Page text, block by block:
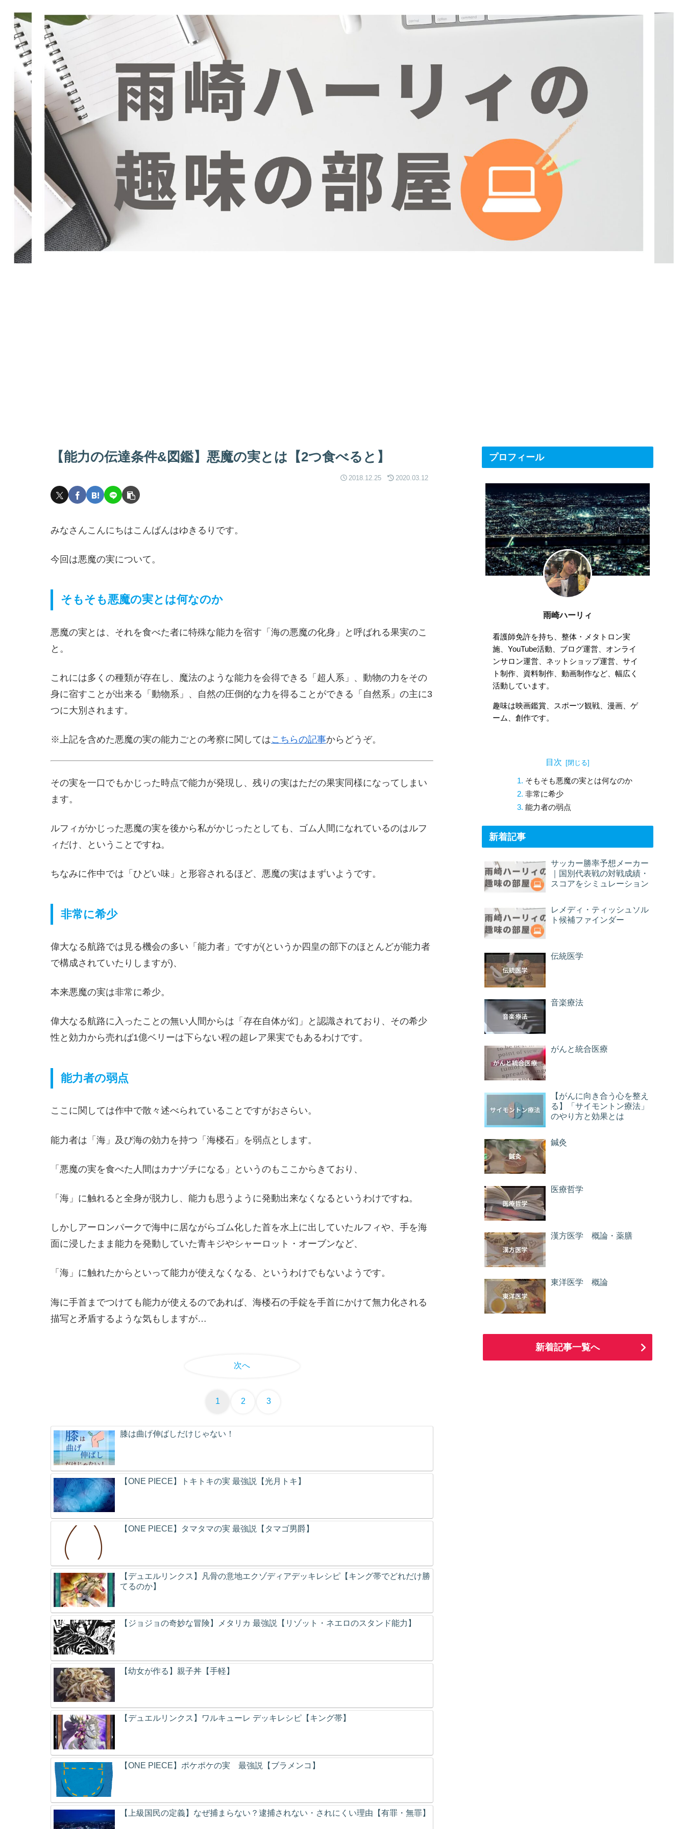
【能力の伝達条件&図鑑】悪魔の実とは【2つ食べると】
2018.12.25 2020.03.12
みなさんこんにちはこんばんはゆきるりです。
今回は悪魔の実について。
そもそも悪魔の実とは何なのか
悪魔の実とは、それを食べた者に特殊な能力を宿す「海の悪魔の化身」と呼ばれる果実のこ
と。
これには多くの種類が存在し、魔法のような能力を会得できる「超人系」、動物の力をその
身に宿すことが出来る「動物系」、自然の圧倒的な力を得ることができる「自然系」の主に3
つに大別されます。
※上記を含めた悪魔の実の能力ごとの考察に関してはこちらの記事からどうぞ。
その実を一口でもかじった時点で能力が発現し、残りの実はただの果実同様になってしまい
ます。
ルフィがかじった悪魔の実を後から私がかじったとしても、ゴム人間になれているのはルフ
ィだけ、ということですね。
ちなみに作中では「ひどい味」と形容されるほど、悪魔の実はまずいようです。
非常に希少
偉大なる航路では見る機会の多い「能力者」ですが(というか四皇の部下のほとんどが能力者
で構成されていたりしますが)、
本来悪魔の実は非常に希少。
偉大なる航路に入ったことの無い人間からは「存在自体が幻」と認識されており、その希少
性と効力から売れば1億ベリーは下らない程の超レア果実でもあるわけです。
能力者の弱点
ここに関しては作中で散々述べられていることですがおさらい。
能力者は「海」及び海の効力を持つ「海楼石」を弱点とします。
「悪魔の実を食べた人間はカナヅチになる」というのもここからきており、
「海」に触れると全身が脱力し、能力も思うように発動出来なくなるというわけですね。
しかしアーロンパークで海中に居ながらゴム化した首を水上に出していたルフィや、手を海
面に浸したまま能力を発動していた青キジやシャーロット・オーブンなど、
「海」に触れたからといって能力が使えなくなる、というわけでもないようです。
海に手首までつけても能力が使えるのであれば、海楼石の手錠を手首にかけて無力化される
描写と矛盾するような気もしますが…
次へ
1 2 3
膝は曲げ伸ばしだけじゃない！
【ONE PIECE】トキトキの実 最強説【光月トキ】
【ONE PIECE】タマタマの実 最強説【タマゴ男爵】
【デュエルリンクス】凡骨の意地エクゾディアデッキレシピ【キング帯でどれだけ勝
てるのか】
【ジョジョの奇妙な冒険】メタリカ 最強説【リゾット・ネエロのスタンド能力】
【幼女が作る】親子丼【手軽】
【デュエルリンクス】ワルキューレ デッキレシピ【キング帯】
【ONE PIECE】ポケポケの実 最強説【ブラメンコ】
【上級国民の定義】なぜ捕まらない？逮捕されない・されにくい理由【有罪・無罪】
プロフィール
雨崎ハーリィ
看護師免許を持ち、整体・メタトロン実
施、YouTube活動、ブログ運営、オンライ
ンサロン運営、ネットショップ運営、サイ
ト制作、資料制作、動画制作など、幅広く
活動しています。
趣味は映画鑑賞、スポーツ観戦、漫画、ゲ
ーム、創作です。
目次
そもそも悪魔の実とは何なのか
非常に希少
能力者の弱点
新着記事
サッカー勝率予想メーカー
｜国別代表戦の対戦成績・
スコアをシミュレーション
レメディ・ティッシュソル
ト候補ファインダー
伝統医学
音楽療法
がんと統合医療
【がんに向き合う心を整え
る】「サイモントン療法」
のやり方と効果とは
鍼灸
医療哲学
漢方医学 概論・薬膳
東洋医学 概論
新着記事一覧へ